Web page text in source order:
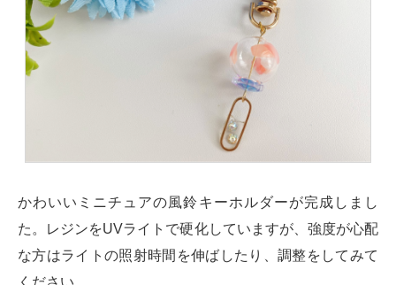
かわいいミニチュアの風鈴キーホルダーが完成しまし
た。レジンをUVライトで硬化していますが、強度が心配
な方はライトの照射時間を伸ばしたり、調整をしてみて